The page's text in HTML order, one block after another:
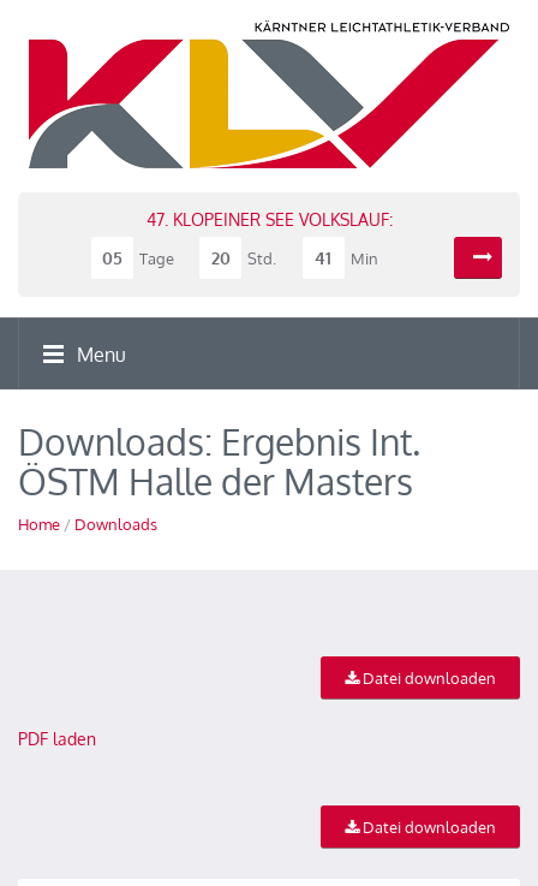
47. KLOPEINER SEE VOLKSLAUF:
05
Tage 20 Std. 41 Min
Menu
Downloads: Ergebnis Int.
ÖSTM Halle der Masters
Home / Downloads
Datei downloaden
PDF laden
Datei downloaden